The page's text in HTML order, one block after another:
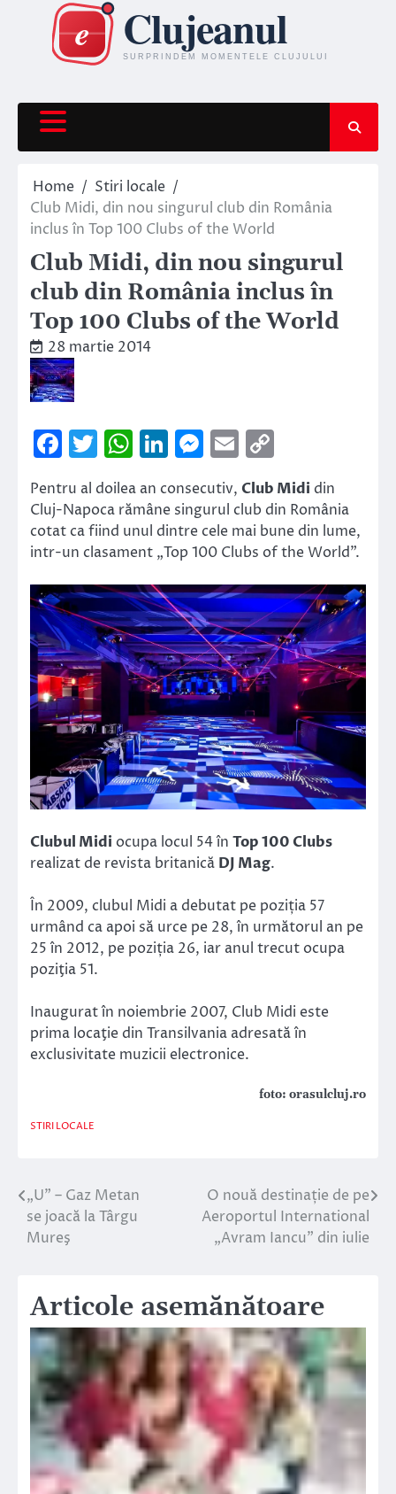
content
Home
Stiri locale
Club Midi, din nou singurul club din România
inclus în Top 100 Clubs of the World
Club Midi, din nou singurul
club din România inclus în
Top 100 Clubs of the World
28 martie 2014
Facebook
Twitter
WhatsApp
LinkedIn
Messenger
Email
Link
Pentru al doilea an consecutiv, Club Midi din
Cluj-Napoca rămâne singurul club din România
cotat ca fiind unul dintre cele mai bune din lume,
intr-un clasament „Top 100 Clubs of the World”.
Clubul Midi ocupa locul 54 în Top 100 Clubs
realizat de revista britanică DJ Mag.
În 2009, clubul Midi a debutat pe poziția 57
urmând ca apoi să urce pe 28, în următorul an pe
25 în 2012, pe poziția 26, iar anul trecut ocupa
poziţia 51.
Inaugurat în noiembrie 2007, Club Midi este
prima locaţie din Transilvania adresată în
exclusivitate muzicii electronice.
foto: orasulcluj.ro
STIRI LOCALE
Navigare
în
„U” – Gaz Metan
se joacă la Târgu
Mureş
O nouă destinație de pe
Aeroportul International
„Avram Iancu” din iulie
Articole asemănătoare